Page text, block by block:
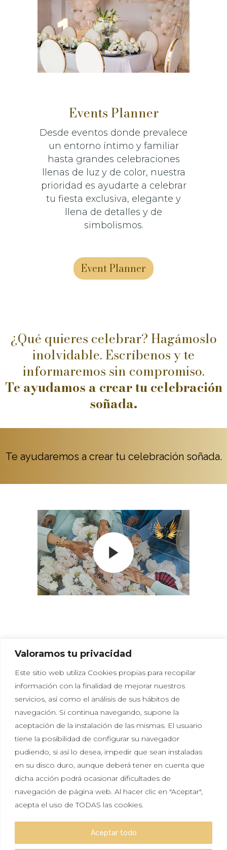
Valoramos tu privacidad
Este sitio web utiliza Cookies propias para recopilar
información con la finalidad de mejorar nuestros
servicios, así como el análisis de sus hábitos de
navegación. Si continua navegando, supone la
aceptación de la instalación de las mismas. El usuario
tiene la posibilidad de configurar su navegador
pudiendo, si así lo desea, impedir que sean instaladas
en su disco duro, aunque deberá tener en cuenta que
dicha acción podrá ocasionar dificultades de
navegación de página web. Al hacer clic en "Aceptar",
acepta el uso de TODAS las cookies.
Aceptar todo
Events Planner
Desde eventos donde prevalece
un entorno íntimo y familiar
hasta grandes celebraciones
llenas de luz y de color, nuestra
prioridad es ayudarte a celebrar
tu fiesta exclusiva, elegante y
llena de detalles y de
simbolismos.
Event Planner
¿Qué quieres celebrar? Hagámoslo
inolvidable. Escríbenos y te
informaremos sin compromiso.
Te ayudamos a crear tu celebración
soñada.
Te ayudaremos a crear tu celebración soñada.
Política de privacidad | Política de cookies
Aviso
legal
Tal vez aún no sabes lo que significa Hikayat, pero
seguro que lo has sentido más de una vez. Escuchar
vivirla y ser protagonista, solo por un día.
Esperamos que nuestras historias te inspiren.